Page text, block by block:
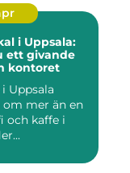
i Uppsala:
ett givande
kontoret
Uppsala
om mer än en
och kaffe i